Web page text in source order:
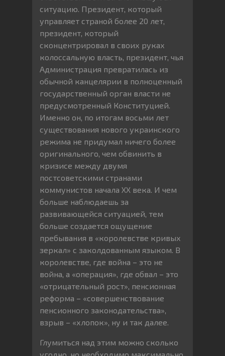
ситуацию. Президент, который
управляет страной более 20 лет,
президент, который
сконцентрировал в своих руках
колоссальную власть, президент, чья
Администрация превратилась из
обычной канцелярии в полноценный
государственный орган власти не
предусмотренный Конституцией.
Именно он, по итогам восьми лет
существования нового украинского
режима не придумал ничего более
оригинального, чем обвинить в
кризисе между двумя
постсоветскими странами
коммунистов начала ХХ века. И чем
больше наблюдаешь за
развивающейся ситуацией, тем
больше создается ощущение
пребывания в «королевстве кривых
зеркал» с заколдованным языком. В
королевстве, где война – это не
война, а «операция», где обвал – это
«отрицательный рост», пенсионная
реформа – «совершенствование
пенсионного законодательства»,
взрыв – «хлопок», ну и так далее.
Глумиться над этим можно сколько